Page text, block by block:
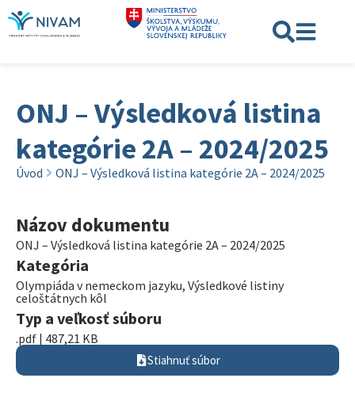
ONJ – Výsledková listina
kategórie 2A – 2024/2025
Úvod ONJ – Výsledková listina kategórie 2A – 2024/2025
Názov dokumentu
ONJ – Výsledková listina kategórie 2A – 2024/2025
Kategória
Olympiáda v nemeckom jazyku, Výsledkové listiny
celoštátnych kôl
Typ a veľkosť súboru
.pdf | 487,21 KB
Stiahnuť súbor